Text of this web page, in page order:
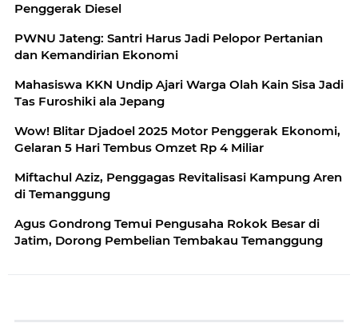
Penggerak Diesel
PWNU Jateng: Santri Harus Jadi Pelopor Pertanian
dan Kemandirian Ekonomi
Mahasiswa KKN Undip Ajari Warga Olah Kain Sisa Jadi
Tas Furoshiki ala Jepang
Wow! Blitar Djadoel 2025 Motor Penggerak Ekonomi,
Gelaran 5 Hari Tembus Omzet Rp 4 Miliar
Miftachul Aziz, Penggagas Revitalisasi Kampung Aren
di Temanggung
Agus Gondrong Temui Pengusaha Rokok Besar di
Jatim, Dorong Pembelian Tembakau Temanggung